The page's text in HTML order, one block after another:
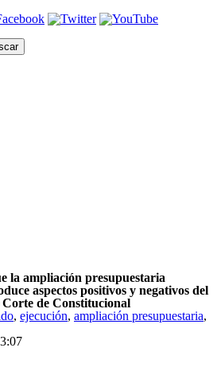
la ampliación presupuestaria
aspectos positivos y negativos del
de Constitucional
, ejecución, ampliación presupuestaria,